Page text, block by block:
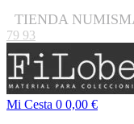
TIENDA
79 93
Mi Cesta 0 0,00 €